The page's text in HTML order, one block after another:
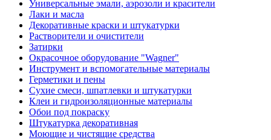
Универсальные эмали, аэрозоли и красители
Лаки и масла
Декоративные краски и штукатурки
Растворители и очистители
Затирки
Окрасочное оборудование "Wagner"
Инструмент и вспомогательные материалы
Герметики и пены
Сухие смеси, шпатлевки и штукатурки
Клеи и гидроизоляционные материалы
Обои под покраску
Штукатурка декоративная
Моющие и чистящие средства